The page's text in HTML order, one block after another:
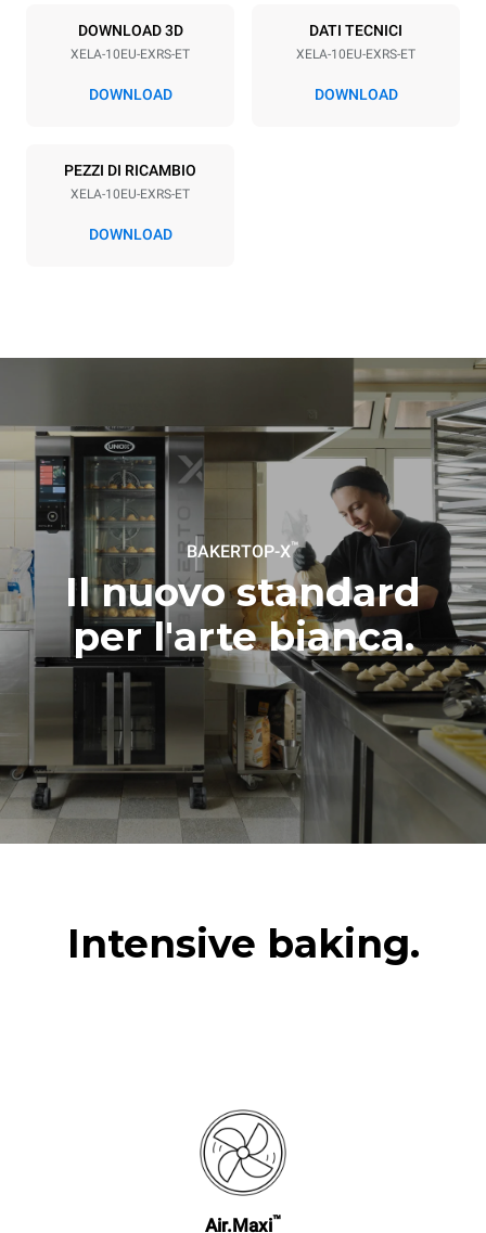
50 / 60 Hz NON INCLUSO
19.3 kWh/gg
rinnovabili.Greenhouse
Gas Protocol
utilizzo giornaliero (300
giorni/anno) del forno:
8 carichi medi di croissant
Stima calcolata ipotizzando il
seguente lavaggio settimanale
(42 settimane/anno):
1 lavaggio corto
DOWNLOAD 3D
XELA-10EU-EXRS-ET
DOWNLOAD
DATI TECNICI
XELA-10EU-EXRS-ET
DOWNLOAD
PEZZI DI RICAMBIO
XELA-10EU-EXRS-ET
DOWNLOAD
BAKERTOP-X™
Il nuovo standard
per l'arte bianca.
Intensive baking.
Air.Maxi™